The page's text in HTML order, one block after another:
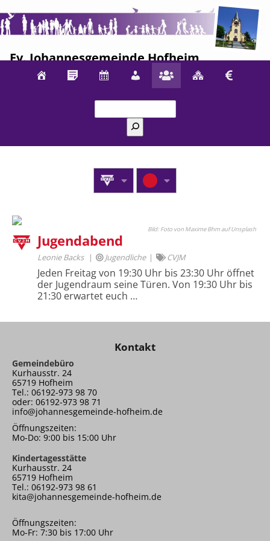
Ev. Johannesgemeinde Hofheim
Foto von Maxime Bhm auf Unsplash
Jugendabend
Leonie Backs Jugendliche CVJM
Jeden Freitag von 19:30 Uhr bis 23:30 Uhr öffnet
der Jugendraum seine Türen. Von 19:30 Uhr bis
21:30 erwartet euch …
Kontakt
Gemeindebüro
Kurhausstr. 24
65719 Hofheim
Tel.: 06192-973 98 70
oder: 06192-973 98 71
info@johannesgemeinde-hofheim.de
Öffnungszeiten:
Mo-Do: 9:00 bis 15:00 Uhr
Kindertagesstätte
Kurhausstr. 24
65719 Hofheim
Tel.: 06192-973 98 61
kita@johannesgemeinde-hofheim.de
Öffnungszeiten:
Mo-Fr: 7:30 bis 17:00 Uhr